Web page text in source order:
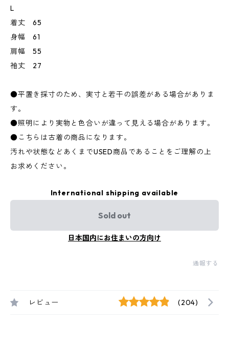
L
着丈 65
身幅 61
肩幅 55
袖丈 27
●平置き採寸のため、実寸と若干の誤差がある場合がありま
す。
●照明により実物と色合いが違って見える場合があります。
●こちらは古着の商品になります。
汚れや状態などあくまでUSED商品であることをご理解の上
お求めください。
International shipping available
Sold out
日本国内にお住まいの方向け
通報する
レビュー (204)